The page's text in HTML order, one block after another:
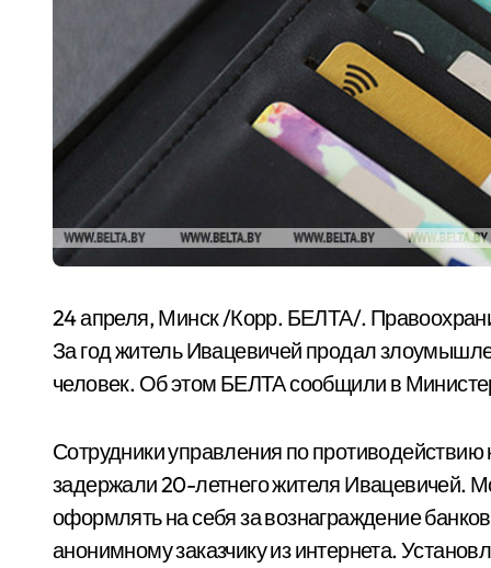
24 апреля, Минск /Корр. БЕЛТА/.
За год житель Ивацевичей продал
человек. Об этом БЕЛТА сообщили в
Сотрудники управления по противодействию
задержали 20-летнего жителя Ивацевичей.
оформлять на себя за вознаграждение
анонимному заказчику из интернета.